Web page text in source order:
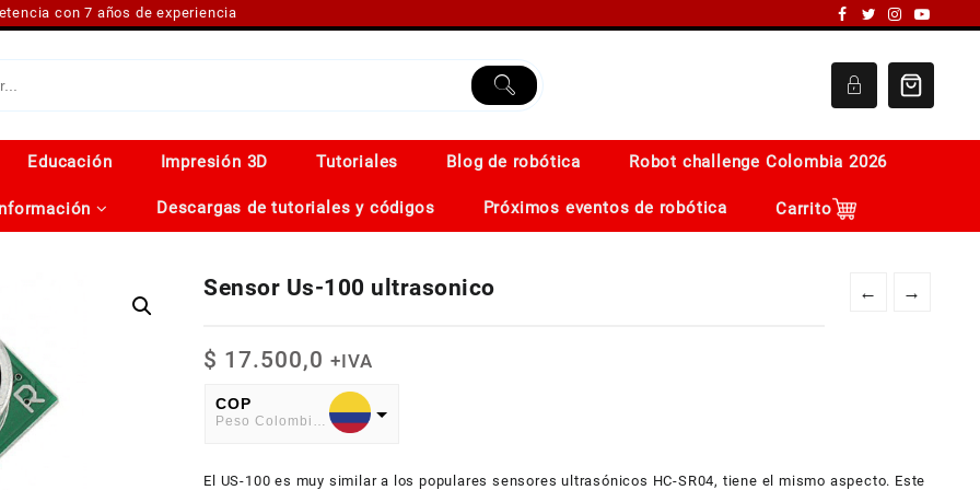
con 7 años de experiencia
Educación Impresión 3D Tutoriales Blog de robótica Robot challenge Colombia 2026
Descargas de tutoriales y códigos Próximos eventos de robótica Carrito
← →
Sensor Us-100 ultrasonico
$ 17.500,0 +IVA
COP
Peso Colombiano
American Dollar
El US-100 es muy similar a los populares sensores ultrasónicos HC-SR04, tiene el mismo aspecto. Este